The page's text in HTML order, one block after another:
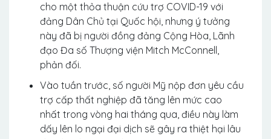
cho một thỏa thuận cứu trợ COVID-19 với
đảng Dân Chủ tại Quốc hội, nhưng ý tưởng
này đã bị người đồng đảng Cộng Hòa, Lãnh
đạo Đa số Thượng viện Mitch McConnell,
phản đối.
Vào tuần trước, số người Mỹ nộp đơn yêu cầu
trợ cấp thất nghiệp đã tăng lên mức cao
nhất trong vòng hai tháng qua, điều này làm
dấy lên lo ngại đại dịch sẽ gây ra thiệt hại lâu